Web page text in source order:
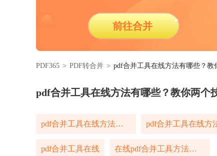
前往合并
PDF365 > PDF转合并 > pdf合并工具在线方法有哪些？教
pdf合并工具在线方法有哪些？教你两个
pdf合并工具在线方法有哪些 pdf合并工具在线方
pdf合并工具在线 在线pdf合并工具方法有哪些